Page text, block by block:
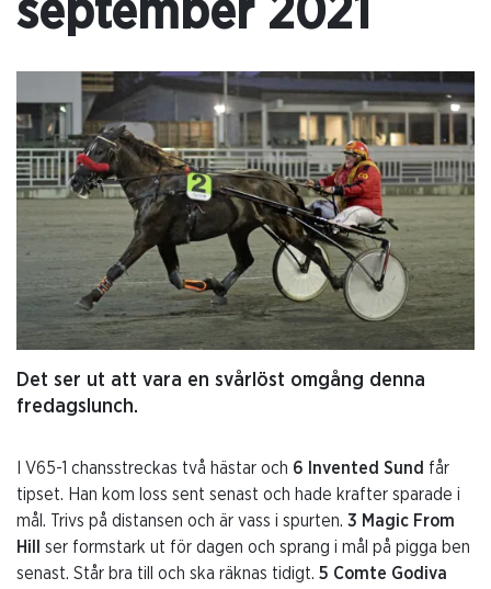
september 2021
Det ser ut att vara en svårlöst omgång denna
fredagslunch.
I V65-1 chansstreckas två hästar och 6 Invented Sund får
tipset. Han kom loss sent senast och hade krafter sparade i
mål. Trivs på distansen och är vass i spurten. 3 Magic From
Hill
ser formstark ut för dagen och sprang i mål på pigga ben
senast. Står bra till och ska räknas tidigt. 5 Comte Godiva